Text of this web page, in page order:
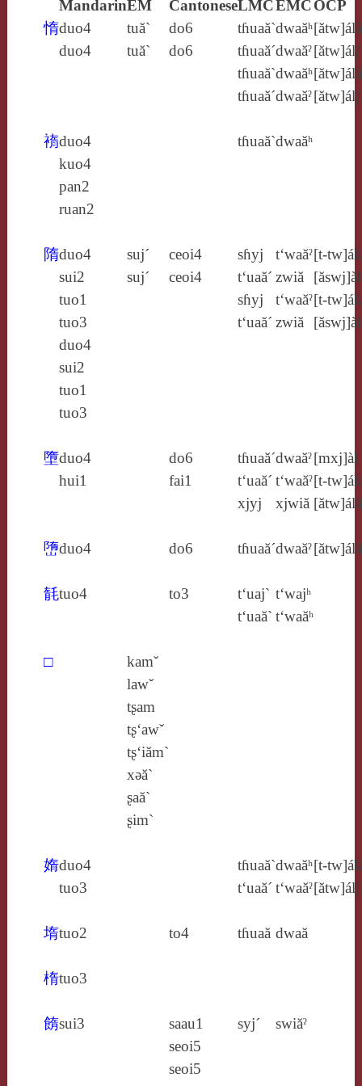
MandarinEM CantoneseLMCEMCOCP
惰duo4
duo4
tuă`
tuă`
do6
do6
tɦuaă`
tɦuaă´
tɦuaă`
tɦuaă´
dwaăʰ
dwaăˀ
dwaăʰ
dwaăˀ
[ătw]álă
[ătw]álʃ
[ătw]álă
[ătw]álʃ
䙃duo4
kuo4
pan2
ruan2
tɦuaă`dwaăʰ
隋duo4
sui2
tuo1
tuo3
duo4
sui2
tuo1
tuo3
suj´
suj´
ceoi4
ceoi4
sɦyj
t‘uaă´
sɦyj
t‘uaă´
t‘waăˀ
zwiă
t‘waăˀ
zwiă
[ăswj]àl
[ăswj]àl
墮duo4
hui1
do6
fai1
tɦuaă´
t‘uaă´
xjyj
dwaăˀ
t‘waăˀ
xjwiă
[mxj]àl
[ătw]álă
嶞duo4 do6 tɦuaă´dwaăˀ[ătw]álă
毻tuo4 to3
t‘uaj`
t‘uaă`
t‘wajʰ
t‘waăʰ
□
kamˇ
lawˇ
tʂam
tʂ‘awˇ
tʂ‘iăm`
xǝă`
ʂaă`
ʂim`
媠duo4
tuo3
tɦuaă`
t‘uaă´
dwaăʰ
t‘waăˀ[ătw]álʃ
堶tuo2 to4 tɦuaă dwaă
楕tuo3
䭉sui3
saau1
seoi5
seoi5
syj´ swiăˀ